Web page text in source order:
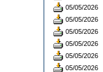
05/05/2026
05/05/2026
05/05/2026
05/05/2026
05/05/2026
05/05/2026